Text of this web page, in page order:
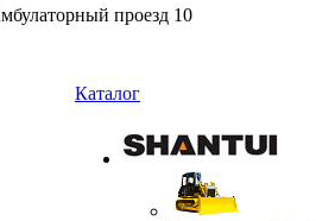
проезд 10
Каталог